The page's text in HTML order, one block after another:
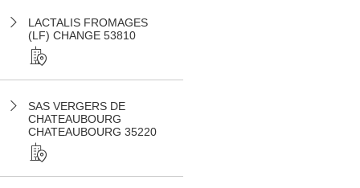
LACTALIS FROMAGES
(LF) CHANGE 53810
SAS VERGERS DE
CHATEAUBOURG
CHATEAUBOURG 35220